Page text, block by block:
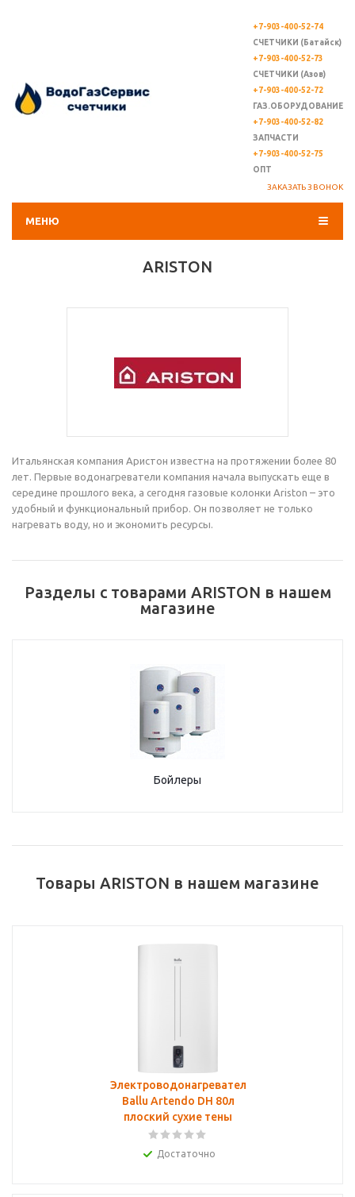
+7-903-400-52-74
СЧЕТЧИКИ (Батайск)
+7-903-400-52-73
СЧЕТЧИКИ (Азов)
+7-903-400-52-72
ГАЗ.ОБОРУДОВАНИЕ
+7-903-400-52-82
ЗАПЧАСТИ
+7-903-400-52-75
ОПТ
ЗАКАЗАТЬ ЗВОНОК
МЕНЮ
ARISTON
Итальянская компания Аристон известна на протяжении более 80
лет. Первые водонагреватели компания начала выпускать еще в
середине прошлого века, а сегодня газовые колонки Ariston – это
удобный и функциональный прибор. Он позволяет не только
нагревать воду, но и экономить ресурсы.
Разделы с товарами ARISTON в нашем
магазине
Бойлеры
Товары ARISTON в нашем магазине
Электроводонагреватель
Ballu Artendo DH 80л
плоский сухие тены
Достаточно